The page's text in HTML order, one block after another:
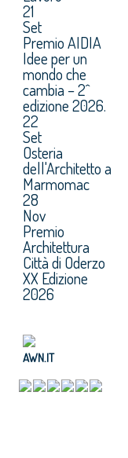
21
Set
Premio AIDIA
Idee per un
mondo che
cambia – 2^
edizione 2026.
22
Set
Osteria
dell'Architetto a
Marmomac
28
Nov
Premio
Architettura
Città di Oderzo
XX Edizione
2026
AWN.IT